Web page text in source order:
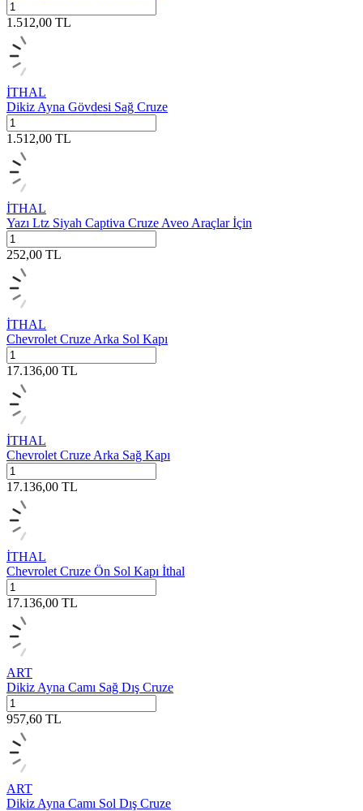
1.512,00 TL
İTHAL
Dikiz Ayna Gövdesi Sağ Cruze
1.512,00 TL
İTHAL
Yazı Ltz Siyah Captiva Cruze Aveo Araçlar İçin
252,00 TL
İTHAL
Chevrolet Cruze Arka Sol Kapı
17.136,00 TL
İTHAL
Chevrolet Cruze Arka Sağ Kapı
17.136,00 TL
İTHAL
Chevrolet Cruze Ön Sol Kapı İthal
17.136,00 TL
ART
Dikiz Ayna Camı Sağ Dış Cruze
957,60 TL
ART
Dikiz Ayna Camı Sol Dış Cruze